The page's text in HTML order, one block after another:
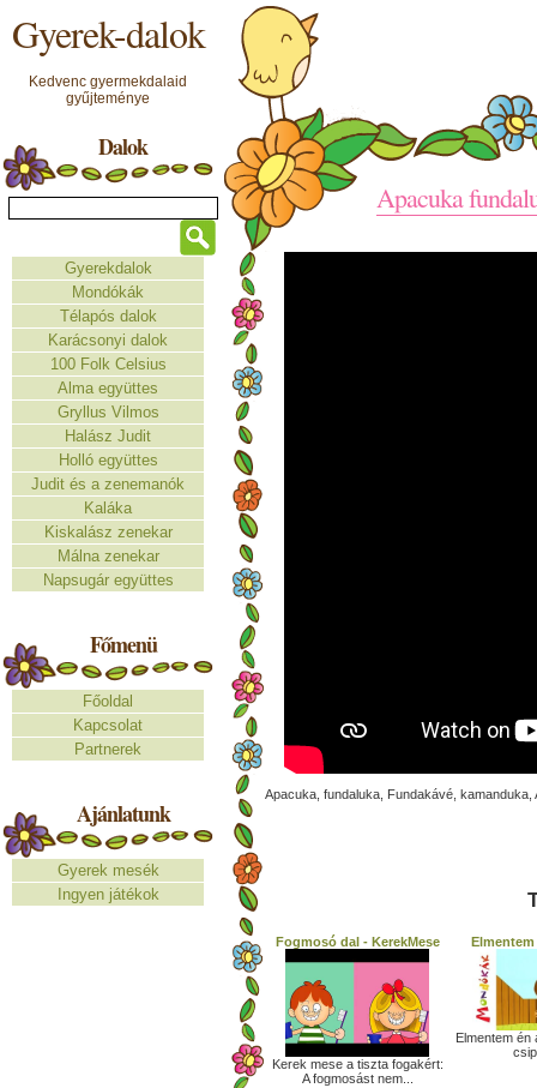
Gyerek-dalok
Kedvenc gyermekdalaid
gyűjteménye
Dalok
Gyerekdalok
Mondókák
Télapós dalok
Karácsonyi dalok
100 Folk Celsius
Alma együttes
Gryllus Vilmos
Halász Judit
Holló együttes
Judit és a zenemanók
Kaláka
Kiskalász zenekar
Málna zenekar
Napsugár együttes
Főmenü
Főoldal
Kapcsolat
Partnerek
Ajánlatunk
Gyerek mesék
Ingyen játékok
Apacuka
Apacuka, fundaluka, Fundakávé,
Fogmosó dal - KerekMese
Kerek mese a tiszta fogakért:
A fogmosást nem...
Elmentem én